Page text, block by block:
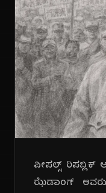
ಪೀಪಲ್ಸ್
ಝೆಡಾಂಗ್